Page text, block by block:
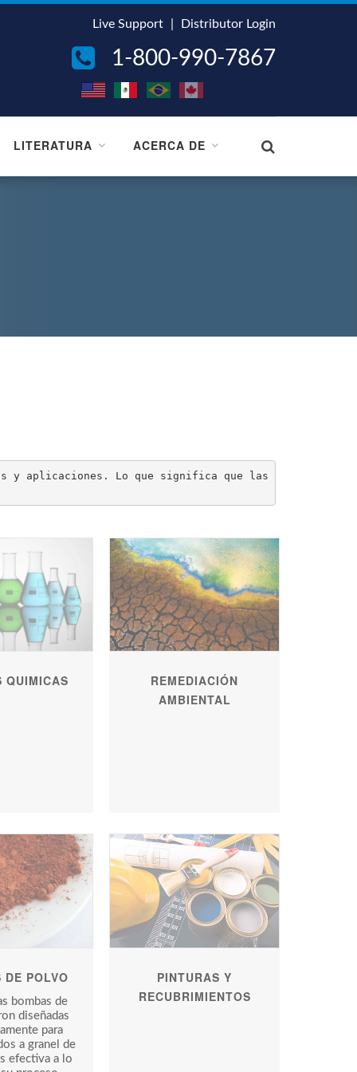
Live Support Distributor Login
1-800-990-7867
LITERATURA ACERCA DE
y aplicaciones. Lo que significa que las bombas
QUIMICAS
REMEDIACIÓN
AMBIENTAL
DE POLVO
bombas de
diseñadas
para
a granel de
efectiva a lo
PINTURAS Y
RECUBRIMIENTOS